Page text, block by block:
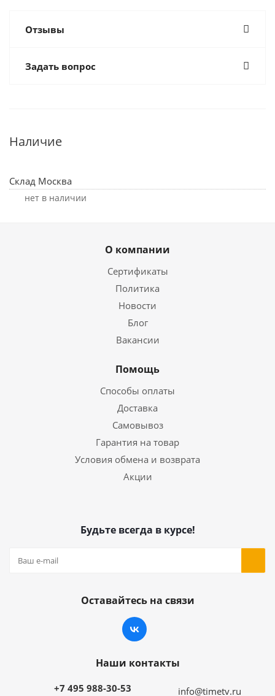
Отзывы
Задать вопрос
Наличие
Склад Москва
Нет в наличии
О компании
Сертификаты
Политика
Новости
Блог
Вакансии
Помощь
Способы оплаты
Доставка
Самовывоз
Гарантия на товар
Условия обмена и возврата
Акции
Будьте всегда в курсе!
Оставайтесь на связи
Наши контакты
+7 495 988-30-53 info@timetv.ru